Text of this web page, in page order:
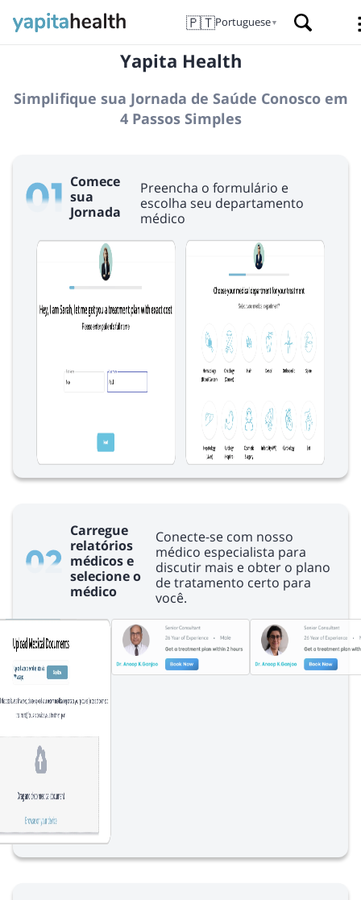
🇵🇹Portuguese▼
Yapita Health
Simplifique sua Jornada de Saúde Conosco em
4 Passos Simples
Comece
sua
Jornada
Preencha o formulário e
escolha seu departamento
médico
Carregue
relatórios
médicos e
selecione o
médico
Conecte-se com nosso
médico especialista para
discutir mais e obter o plano
de tratamento certo para
você.